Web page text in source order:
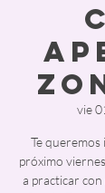
vie
Te queremos
próximo
a practicar